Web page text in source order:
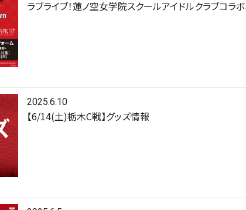
ラブライブ！蓮ノ空女学院スクールアイドルクラブコラ
2025.6.10
【6/14(土)栃木C戦】グッズ情報